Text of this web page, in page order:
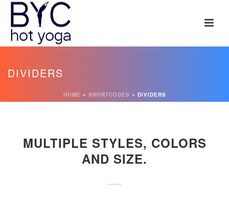
DIVIDERS
HOME » SHORTCODES » DIVIDERS
MULTIPLE STYLES, COLORS
AND SIZE.